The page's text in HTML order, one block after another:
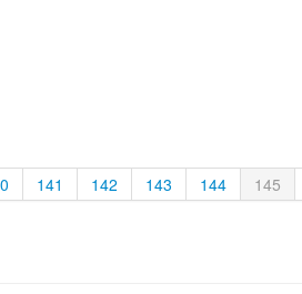
141 142 143 144 145